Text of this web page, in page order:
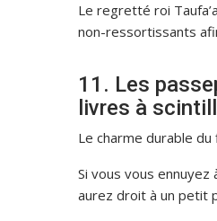
Le regretté roi
non-ressortissants
11. Les
livres à
Le charme durable
Si vous vous ennuyez
aurez droit à un petit